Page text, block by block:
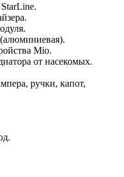
Mio.
от насекомых.
ручки, капот,